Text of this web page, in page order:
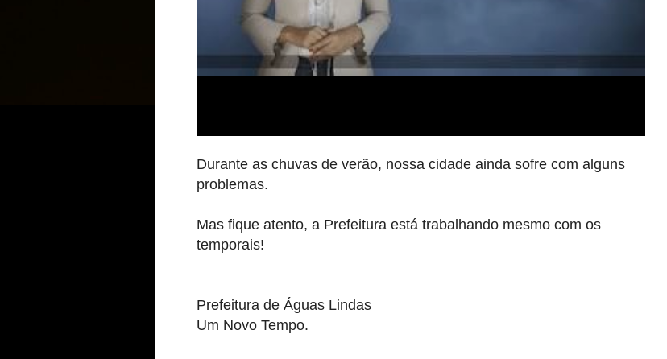
Durante as chuvas de verão, nossa cidade ainda sofre com alguns
problemas.
Mas fique atento, a Prefeitura está trabalhando mesmo com os
temporais!
Prefeitura de Águas Lindas
Um Novo Tempo.